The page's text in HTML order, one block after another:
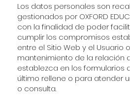
Los datos personales son
gestionados por OXFORD
con la finalidad de poder
cumplir los compromisos
entre el Sitio Web y el Usuario
mantenimiento de la relación
establezca en los formularios
último rellene o para atender
o consulta.